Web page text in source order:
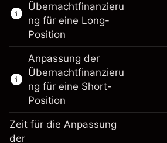
Erfahren Sie mehr über:
CFDs
Knock-outs
Übernachtfinanzieru
ng für eine Long-
Position
Anpassung der
Übernachtfinanzieru
ng für eine Short-
Position
Zeit für die Anpassung
der